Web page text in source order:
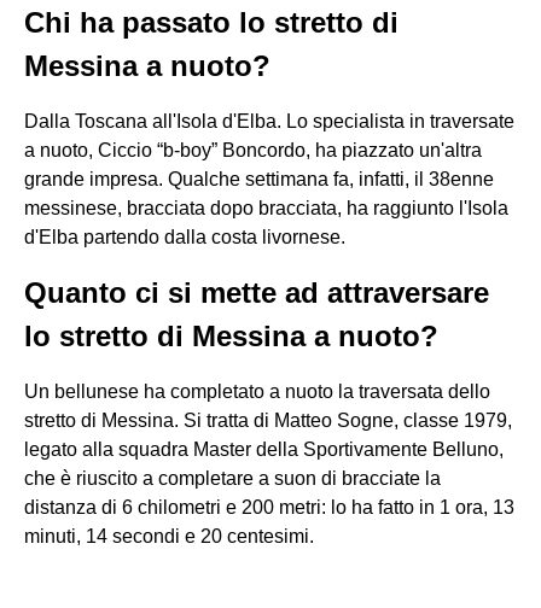
Chi ha passato lo stretto di
Messina a nuoto?
Dalla Toscana all'Isola d'Elba. Lo specialista in traversate
a nuoto, Ciccio “b-boy” Boncordo, ha piazzato un'altra
grande impresa. Qualche settimana fa, infatti, il 38enne
messinese, bracciata dopo bracciata, ha raggiunto l'Isola
d'Elba partendo dalla costa livornese.
Quanto ci si mette ad attraversare
lo stretto di Messina a nuoto?
Un bellunese ha completato a nuoto la traversata dello
stretto di Messina. Si tratta di Matteo Sogne, classe 1979,
legato alla squadra Master della Sportivamente Belluno,
che è riuscito a completare a suon di bracciate la
distanza di 6 chilometri e 200 metri: lo ha fatto in 1 ora, 13
minuti, 14 secondi e 20 centesimi.